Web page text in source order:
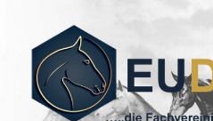
springen